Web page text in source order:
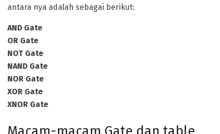
antara nya adalah sebagai berikut:
AND Gate
OR Gate
NOT Gate
NAND Gate
NOR Gate
XOR Gate
XNOR Gate